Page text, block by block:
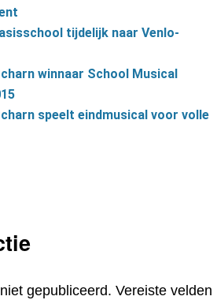
tijdelijk naar Venlo-
winnaar School Musical
speelt eindmusical voor volle
gepubliceerd. Vereiste velden